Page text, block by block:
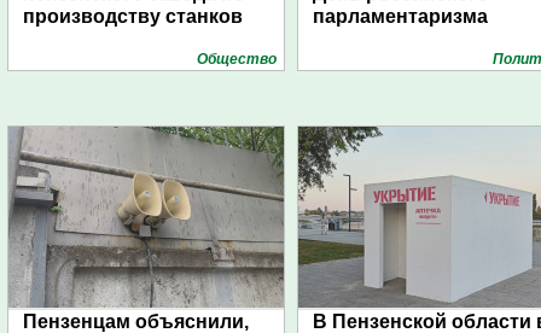
производству станков
Общество
парламентаризма
Пензенцам объяснили,
В Пензенской области